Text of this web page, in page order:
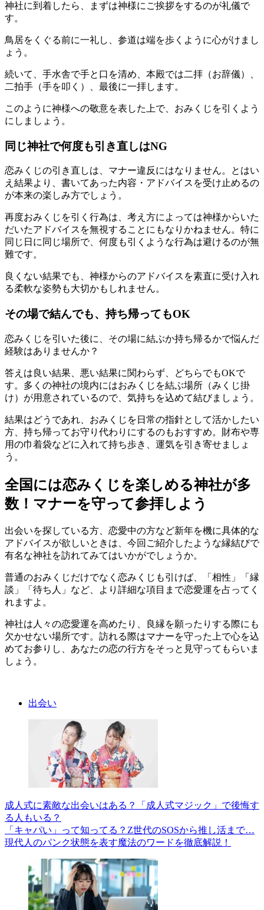
神社に到着したら、まずは神様にご挨拶をするのが礼儀で
す。
鳥居をくぐる前に一礼し、参道は端を歩くように心がけまし
ょう。
続いて、手水舎で手と口を清め、本殿では二拝（お辞儀）、
二拍手（手を叩く）、最後に一拝します。
このように神様への敬意を表した上で、おみくじを引くよう
にしましょう。
同じ神社で何度も引き直しはNG
恋みくじの引き直しは、マナー違反にはなりません。とはい
え結果より、書いてあった内容・アドバイスを受け止めるの
が本来の楽しみ方でしょう。
再度おみくじを引く行為は、考え方によっては神様からいた
だいたアドバイスを無視することにもなりかねません。特に
同じ日に同じ場所で、何度も引くような行為は避けるのが無
難です。
良くない結果でも、神様からのアドバイスを素直に受け入れ
る柔軟な姿勢も大切かもしれません。
その場で結んでも、持ち帰ってもOK
恋みくじを引いた後に、その場に結ぶか持ち帰るかで悩んだ
経験はありませんか？
答えは良い結果、悪い結果に関わらず、どちらでもOKで
す。多くの神社の境内にはおみくじを結ぶ場所（みくじ掛
け）が用意されているので、気持ちを込めて結びましょう。
結果はどうであれ、おみくじを日常の指針として活かしたい
方、持ち帰ってお守り代わりにするのもおすすめ。財布や専
用の巾着袋などに入れて持ち歩き、運気を引き寄せましょ
う。
全国には恋みくじを楽しめる神社が多
数！マナーを守って参拝しよう
出会いを探している方、恋愛中の方など新年を機に具体的な
アドバイスが欲しいときは、今回ご紹介したような縁結びで
有名な神社を訪れてみてはいかがでしょうか。
普通のおみくじだけでなく恋みくじも引けば、「相性」「縁
談」「待ち人」など、より詳細な項目まで恋愛運を占ってく
れますよ。
神社は人々の恋愛運を高めたり、良縁を願ったりする際にも
欠かせない場所です。訪れる際はマナーを守った上で心を込
めてお参りし、あなたの恋の行方をそっと見守ってもらいま
しょう。
出会い
成人式に素敵な出会いはある？「成人式マジック」で後悔す
る人もいる？
「キャパい」って知ってる？Z世代のSOSから推し活まで…
現代人のパンク状態を表す魔法のワードを徹底解説！